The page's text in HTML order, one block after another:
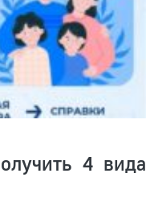
4 вида